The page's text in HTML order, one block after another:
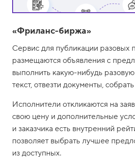
«Фриланс-биржа»
Сервис для публикации разовых
размещаются объявления с
выполнить какую-нибудь разовую
текст, отвезти документы,
Исполнители откликаются на
свою цену и дополнительные
и заказчика есть внутренний
позволяет выбрать лучшее
из доступных.